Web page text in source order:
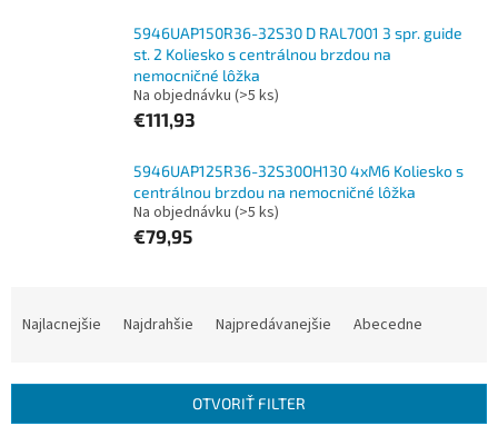
5946UAP150R36-32S30 D RAL7001 3 spr. guide
st. 2 Koliesko s centrálnou brzdou na
nemocničné lôžka
Na objednávku (>5 ks)
€111,93
5946UAP125R36-32S30OH130 4xM6 Koliesko s
centrálnou brzdou na nemocničné lôžka
Na objednávku (>5 ks)
€79,95
i
Najlacnejšie Najdrahšie Najpredávanejšie Abecedne
OTVORIŤ FILTER